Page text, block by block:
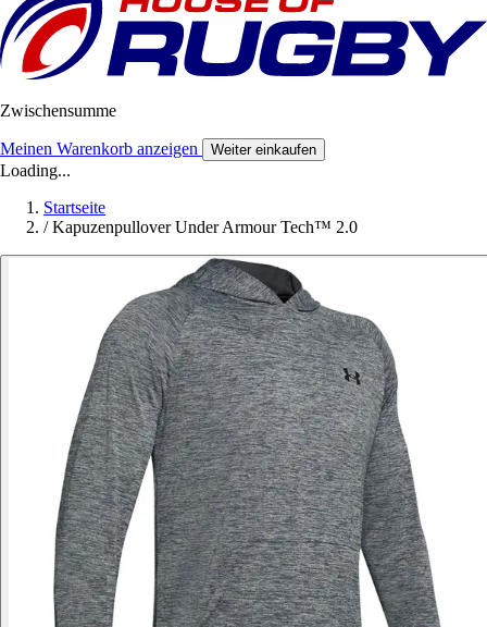
Zwischensumme
Meinen Warenkorb anzeigen Weiter einkaufen
Loading...
Startseite
/ Kapuzenpullover Under Armour Tech™ 2.0